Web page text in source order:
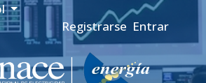
principal
sitio
Registrarse Entrar